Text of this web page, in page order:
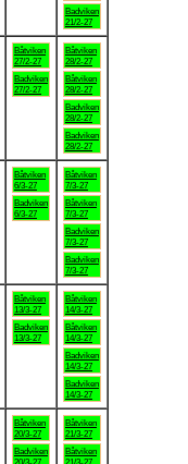
Badviken
21/2-27
Båtviken
27/2-27
Badviken
27/2-27
Båtviken
28/2-27
Båtviken
28/2-27
Badviken
28/2-27
Badviken
28/2-27
Båtviken
6/3-27
Badviken
6/3-27
Båtviken
7/3-27
Båtviken
7/3-27
Badviken
7/3-27
Badviken
7/3-27
Båtviken
13/3-27
Badviken
13/3-27
Båtviken
14/3-27
Båtviken
14/3-27
Badviken
14/3-27
Badviken
14/3-27
Båtviken
20/3-27
Badviken
20/3-27
Båtviken
21/3-27
Båtviken
21/3-27